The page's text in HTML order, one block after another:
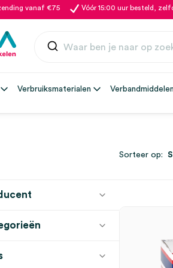
vanaf €75 Vóór 15:00 uur besteld,
Verbruiksmaterialen Verbandmiddelen
(17)
Sorteer op: